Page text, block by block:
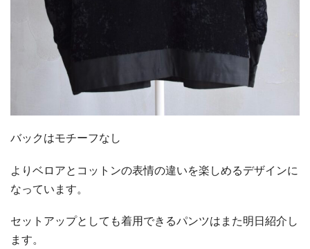
バックはモチーフなし
よりベロアとコットンの表情の違いを楽しめるデザインに
なっています。
セットアップとしても着用できるパンツはまた明日紹介し
ます。